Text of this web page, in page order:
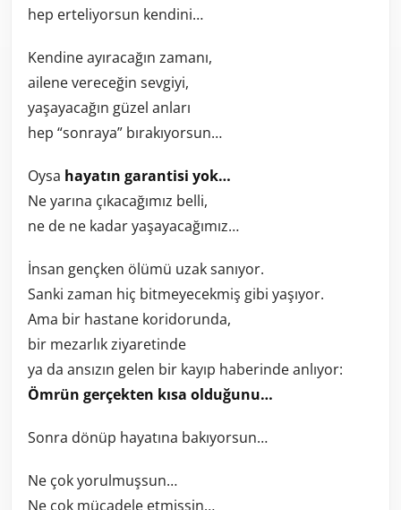
hep erteliyorsun kendini…
Kendine ayıracağın zamanı,
ailene vereceğin sevgiyi,
yaşayacağın güzel anları
hep “sonraya” bırakıyorsun…
Oysa hayatın garantisi yok…
Ne yarına çıkacağımız belli,
ne de ne kadar yaşayacağımız…
İnsan gençken ölümü uzak sanıyor.
Sanki zaman hiç bitmeyecekmiş gibi yaşıyor.
Ama bir hastane koridorunda,
bir mezarlık ziyaretinde
ya da ansızın gelen bir kayıp haberinde anlıyor:
Ömrün gerçekten kısa olduğunu…
Sonra dönüp hayatına bakıyorsun…
Ne çok yorulmuşsun…
Ne çok mücadele etmişsin…